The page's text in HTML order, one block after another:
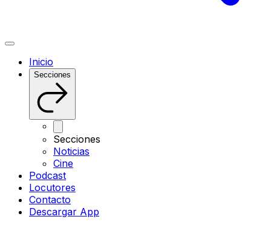
Inicio
Secciones
Secciones
Noticias
Cine
Podcast
Locutores
Contacto
Descargar App